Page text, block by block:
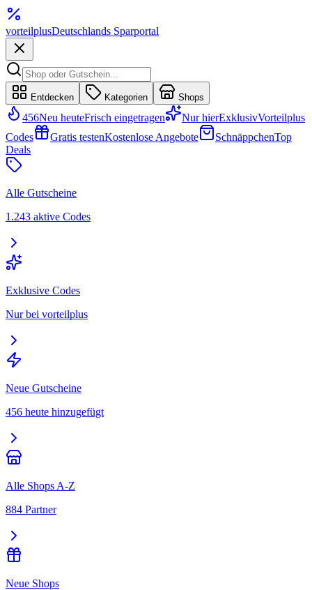
vorteilplusDeutschlands Sparportal
Entdecken Kategorien Shops
456Neu heuteFrisch eingetragen Nur hierExklusivVorteilplus
Codes
Gratis testenKostenlose Angebote SchnäppchenTop
Deals
Alle Gutscheine
1.243 aktive Codes
Exklusive Codes
Nur bei vorteilplus
Neue Gutscheine
456 heute hinzugefügt
Alle Shops A-Z
884 Partner
Neue Shops